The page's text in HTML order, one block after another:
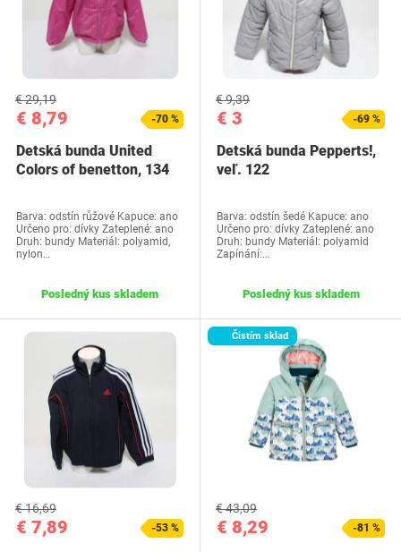
€ 8,79
€ 29,19
-70 %
Detská bunda United
Colors of benetton, 134
Barva: odstín růžové Kapuce: ano
Určeno pro: dívky Zateplené: ano
Druh: bundy Materiál: polyamid,
nylon…
Posledný kus skladem
€ 3
€ 9,39
-69 %
Detská bunda Pepperts!,
veľ. 122
Barva: odstín šedé Kapuce: ano
Určeno pro: dívky Zateplené: ano
Druh: bundy Materiál: polyamid
Zapínání:…
Posledný kus skladem
€ 7,89
€ 16,69
-53 %
Čistím sklad
€ 8,29
€ 43,09
-81 %